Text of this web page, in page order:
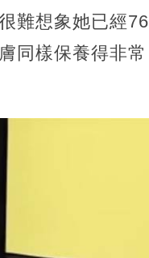
難想象她已經76
同樣保養得非常